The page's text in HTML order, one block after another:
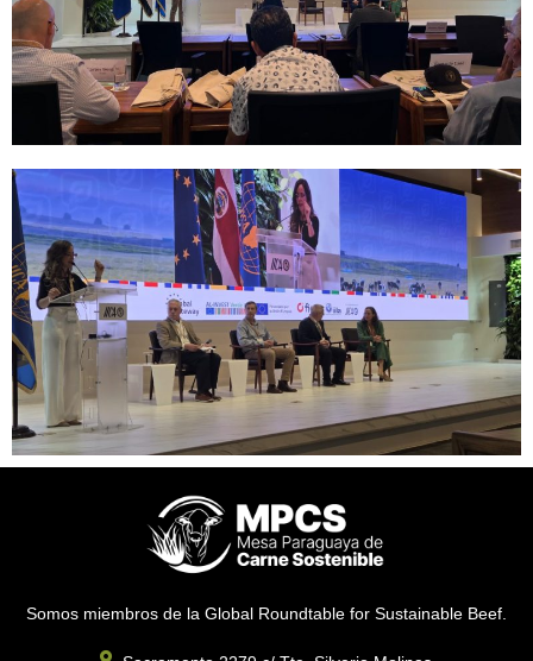
Somos miembros de la Global Roundtable for Sustainable Beef.